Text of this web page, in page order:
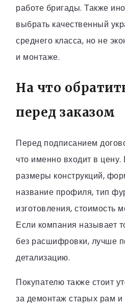
работе бригады. Также
выбрать качественный
среднего класса, но не
и монтаже.
На что
перед заказом
Перед подписанием
что именно входит в
размеры конструкций,
название профиля, тип
изготовления, стоимость
Если компания называет
без расшифровки, лучше
детализацию.
Покупателю также стоит
за демонтаж старых рам